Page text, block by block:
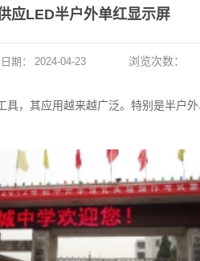
应LED半户外单红显示屏
期： 2024-04-23 浏览次数：
，其应用越来越广泛。特别是半户